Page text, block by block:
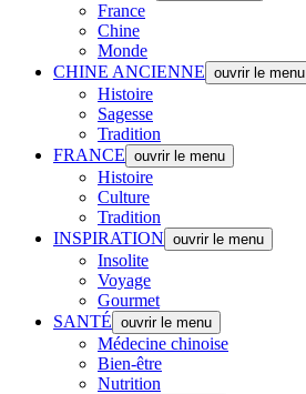
France
Chine
Monde
CHINE ANCIENNE ouvrir le menu
Histoire
Sagesse
Tradition
FRANCE ouvrir le menu
Histoire
Culture
Tradition
INSPIRATION ouvrir le menu
Insolite
Voyage
Gourmet
SANTÉ ouvrir le menu
Médecine chinoise
Bien-être
Nutrition